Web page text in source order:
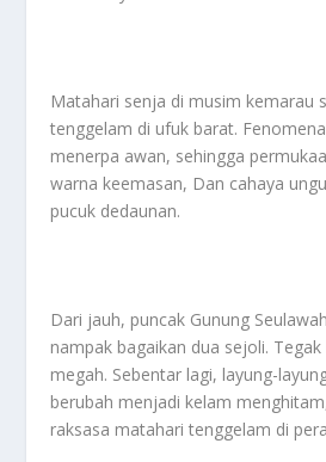
Matahari senja di musim kemarau
tenggelam di ufuk barat.
menerpa awan, sehingga
warna keemasan, Dan cahaya
pucuk dedaunan.
Dari jauh, puncak Gunung
nampak bagaikan dua sejoli.
megah. Sebentar lagi, layung-
berubah menjadi kelam
raksasa matahari tenggelam di